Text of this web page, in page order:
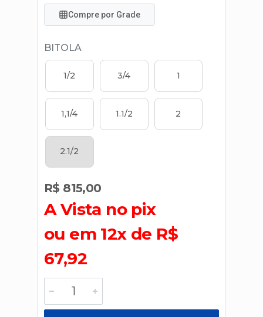
Compre por Grade
BITOLA
1/2 3/4 1
1,1/4 1.1/2 2
2.1/2
R$ 815,00
A Vista no pix
ou em 12x de R$
67,92